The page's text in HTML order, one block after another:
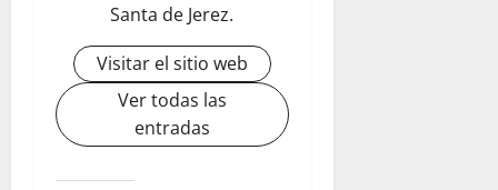
Santa de Jerez.
Visitar el sitio web
Ver todas las
entradas